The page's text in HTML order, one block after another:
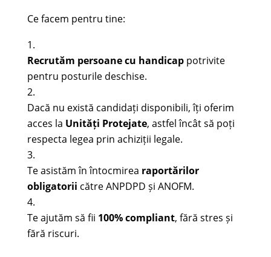
Ce facem pentru tine:
Recrutăm persoane cu handicappotrivite
pentru posturile deschise.
Dacă nu există candidați disponibili, îți oferim
acces la Unități Protejate, astfel încât să poți
respecta legea prin achiziții legale.
Te asistăm în întocmirea raportărilor
obligatorii către ANPDPD și ANOFM.
Te ajutăm să fii 100% compliant, fără stres și
fără riscuri.